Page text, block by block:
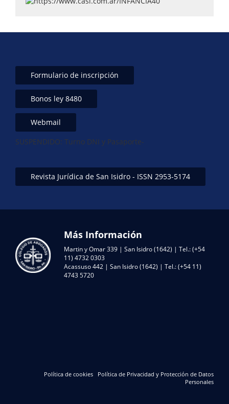
Formulario de inscripción
Bonos ley 8480
Webmail
SUSPENDIDO: Turno DNI y Pasaporte-
Revista Jurídica de San Isidro - ISSN 2953-5174
Más Información
Martin y Omar 339 | San Isidro (1642) | Tel.: (+54
11) 4732 0303
Acassuso 442 | San Isidro (1642) | Tel.: (+54 11)
4743 5720
Política de cookies
Política de Privacidad y Protección de Datos
Personales